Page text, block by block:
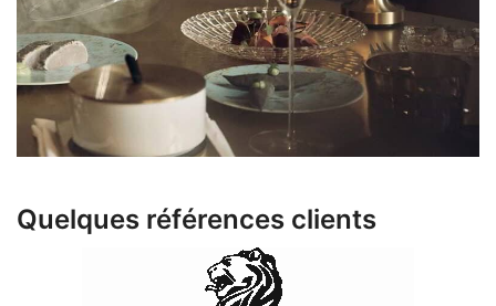
Quelques références clients